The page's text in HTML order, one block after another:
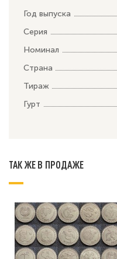
Год выпуска
Серия
Номинал
Страна
Тираж
Гурт
ТАК ЖЕ В ПРОДАЖЕ